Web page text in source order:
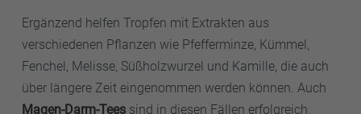
Ergänzend helfen Tropfen mit Extrakten aus
verschiedenen Pflanzen wie Pfefferminze, Kümmel,
Fenchel, Melisse, Süßholzwurzel und Kamille, die auch
über längere Zeit eingenommen werden können. Auch
Magen-Darm-Tees sind in diesen Fällen erfolgreich.